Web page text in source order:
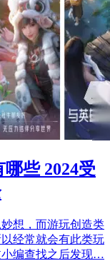
些 2024受
想，而游玩创造类
经常就会有此类玩
小编查找之后发现…